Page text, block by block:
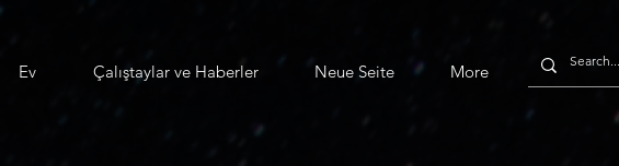
Ev Çalıştaylar ve Haberler Neue Seite More